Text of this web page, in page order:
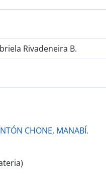
Rivadeneira B.
CHONE, MANABÍ.